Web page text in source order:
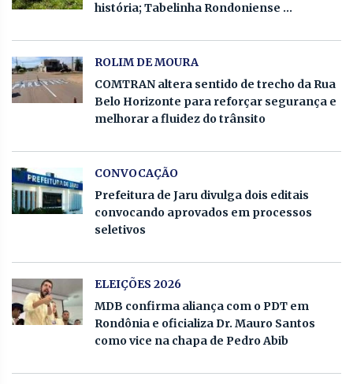
história; Tabelinha Rondoniense ...
ROLIM DE MOURA
COMTRAN altera sentido de trecho da Rua
Belo Horizonte para reforçar segurança e
melhorar a fluidez do trânsito
CONVOCAÇÃO
Prefeitura de Jaru divulga dois editais
convocando aprovados em processos
seletivos
ELEIÇÕES 2026
MDB confirma aliança com o PDT em
Rondônia e oficializa Dr. Mauro Santos
como vice na chapa de Pedro Abib